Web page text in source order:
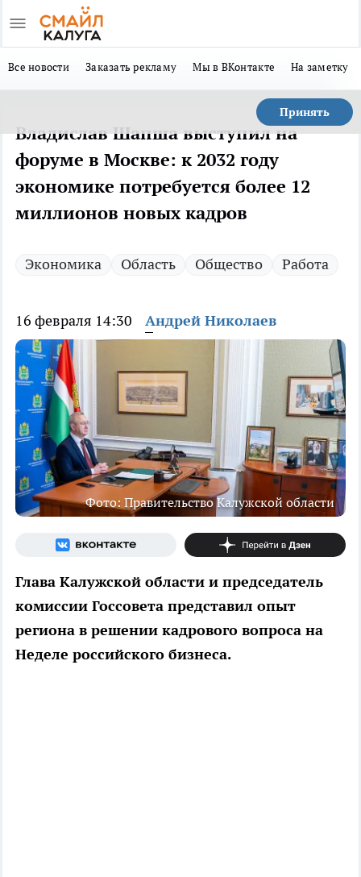
Все новости Заказать рекламу Мы в ВКонтакте На заметку
Принять
Владислав Шапша выступил на
форуме в Москве: к 2032 году
экономике потребуется более 12
миллионов новых кадров
Экономика Область Общество Работа
16 февраля 14:30 Андрей Николаев
Фото: Правительство Калужской области
Глава Калужской области и председатель
комиссии Госсовета представил опыт
региона в решении кадрового вопроса на
Неделе российского бизнеса.